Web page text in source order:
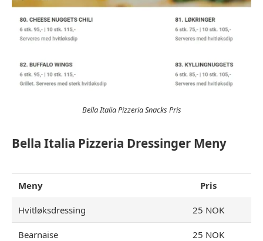
Bella Italia Pizzeria Snacks Pris
Bella Italia Pizzeria Dressinger Meny
Meny Pris
Hvitløksdressing 25 NOK
Bearnaise 25 NOK